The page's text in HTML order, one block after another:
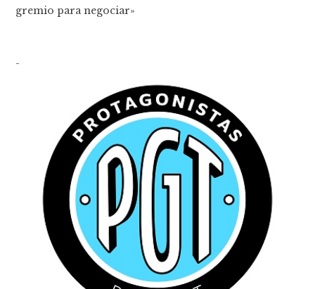
gremio para negociar»
-